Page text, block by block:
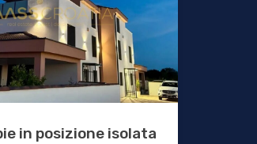
in posizione isolata